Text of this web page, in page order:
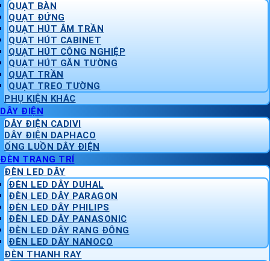
QUẠT BÀN
QUẠT ĐỨNG
QUẠT HÚT ÂM TRẦN
QUẠT HÚT CABINET
QUẠT HÚT CÔNG NGHIỆP
QUẠT HÚT GẮN TƯỜNG
QUẠT TRẦN
QUẠT TREO TƯỜNG
PHỤ KIỆN KHÁC
DÂY ĐIỆN
DÂY ĐIỆN CADIVI
DÂY ĐIỆN DAPHACO
ỐNG LUỒN DÂY ĐIỆN
ĐÈN TRANG TRÍ
ĐÈN LED DÂY
ĐÈN LED DÂY DUHAL
ĐÈN LED DÂY PARAGON
ĐÈN LED DÂY PHILIPS
ĐÈN LED DÂY PANASONIC
ĐÈN LED DÂY RẠNG ĐÔNG
ĐÈN LED DÂY NANOCO
ĐÈN THANH RAY